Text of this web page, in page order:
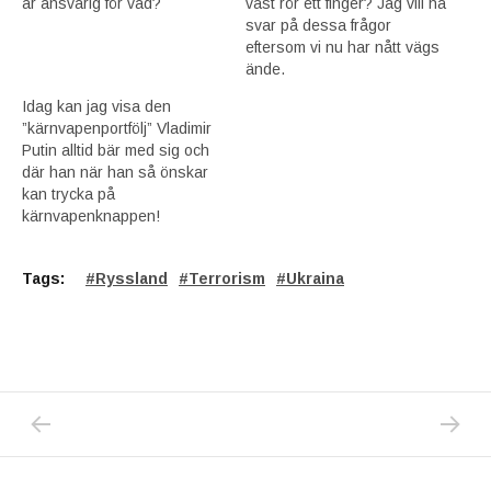
svar på dessa frågor
eftersom vi nu har nått vägs
ände.
Idag kan jag visa den
”kärnvapenportfölj” Vladimir
Putin alltid bär med sig och
där han när han så önskar
kan trycka på
kärnvapenknappen!
Tags: Ryssland Terrorism Ukraina
Inläggsnavigering